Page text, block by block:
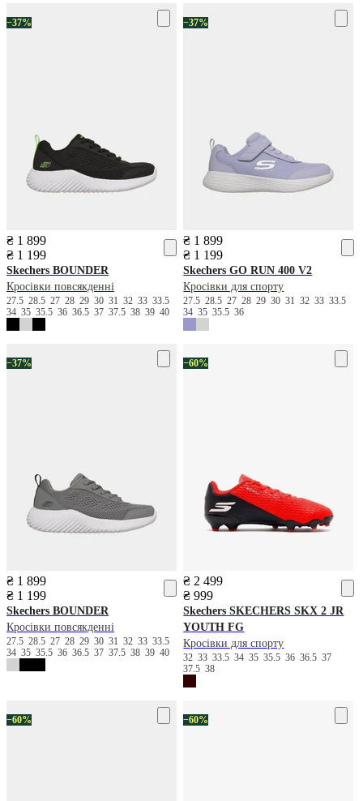
−37%
₴ 1 899
₴ 1 199
Skechers BOUNDER
Кросівки повсякденні
27.5 28.5 27 28 29 30 31 32 33 33.5
34 35 35.5 36 36.5 37 37.5 38 39 40
−37%
₴ 1 899
₴ 1 199
Skechers GO RUN 400 V2
Кросівки для спорту
27.528.52728293031323333.5
343535.536
−37%
₴ 1 899
₴ 1 199
Skechers BOUNDER
Кросівки повсякденні
27.5 28.5 27 28 29 30 31 32 33 33.5
34 35 35.5 36 36.5 37 37.5 38 39 40
−60%
₴ 2 499
₴ 999
Skechers SKECHERS SKX 2 JR
YOUTH FG
Кросівки для спорту
323333.5343535.53636.537
37.538
−60% −60%